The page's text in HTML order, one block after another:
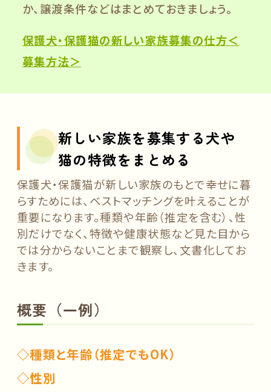
か、譲渡条件などはまとめておきましょう。
保護犬・保護猫の新しい家族募集の仕方＜
募集方法＞
新しい家族を募集する犬や
猫の特徴をまとめる
保護犬・保護猫が新しい家族のもとで幸せに暮
らすためには、ベストマッチングを叶えることが
重要になります。種類や年齢（推定を含む）、性
別だけでなく、特徴や健康状態など見た目から
では分からないことまで観察し、文書化してお
きます。
概要（一例）
◇種類と年齢（推定でもOK）
◇性別